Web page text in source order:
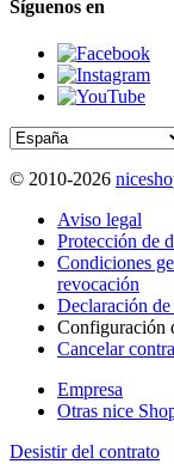
Síguenos en
© 2010-2026
Aviso legal
Protección de
Condiciones
revocación
Declaración
Configuración
Cancelar
Empresa
Otras nice
Desistir del contrato